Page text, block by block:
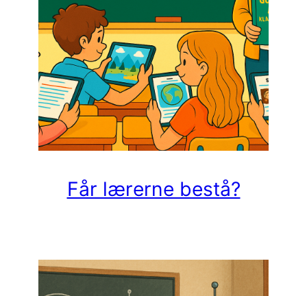
Får lærerne bestå?